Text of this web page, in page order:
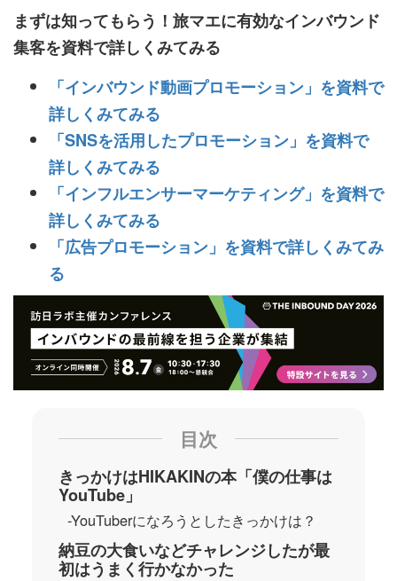
まずは知ってもらう！旅マエに有効なインバウンド
集客を資料で詳しくみてみる
「インバウンド動画プロモーション」を資料で
詳しくみてみる
「SNSを活用したプロモーション」を資料で
詳しくみてみる
「インフルエンサーマーケティング」を資料で
詳しくみてみる
「広告プロモーション」を資料で詳しくみてみ
る
目次
きっかけはHIKAKINの本「僕の仕事は
YouTube」
-YouTuberになろうとしたきっかけは？
納豆の大食いなどチャレンジしたが最
初はうまく行かなかった